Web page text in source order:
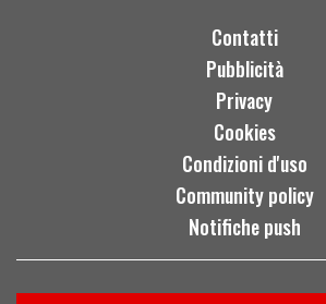
Contatti
Pubblicità
Privacy
Cookies
Condizioni d'uso
Community policy
Notifiche push